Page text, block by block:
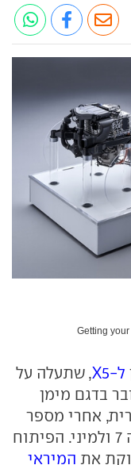
Getting your
ל-X5
, שתעלה על
בדגם מימן
אחרי מספר
אבות טיפוס שהוצגו בעבר לסדרה 7 ולמיני. הפיתוח
את המיראי